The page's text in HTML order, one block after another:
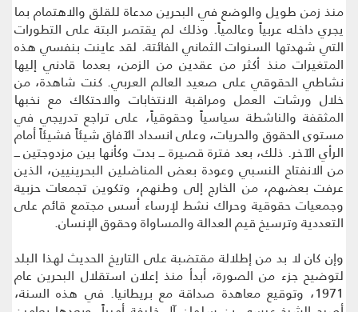
منذ زمن طويل والوضع في البحرين مدعاة للقلق والاهتمام بما
يجري داخله عربياً وعالمياً. وذلك لم يقتصر البتة على التطورات
التي شهدتها السنوات الثماني الفائتة. لقد عاينت بنفسي هذه
المتغيرات منذ أكثر من عقدين من الزمن، بعدما قادني إليها
نشاطي الحقوقي على صعيد العالم العربي. كنت شاهدة، من
خلال ورشات العمل ومراقبة الانتخابات والاحتكاك مع نخبها
المثقفة والناشطة سياسياً وحقوقياً، على تراجع تدريجي في
مستوى الحقوق والحريات، وعلى انسداد الآفاق شيئاً فشيئاً أمام
الرأي الآخر. ذلك، بعد فترة قصيرة ـــ بدت وكأنها بين مزدوجتين ـــ
من الانفتاح النسبي وعودة بعض المناضلين البحرينيين، الذين
عرفت بعضهم، من الخارج إلى وطنهم، وتكوين تجمعات حزبية
وجمعيات حقوقية وحراك نشط لإرساء أسس مجتمع قائم على
التعددية وترسيخ قيم العدالة والمساواة وحقوق الإنسان.
وإن كان لا بد من إطلالة مقتضبة على التاريخ الحديث لهذا البلد
لتوضيح جزء من الصورة، أبدأ منذ إعلان استقلال البحرين عام
1971، وتوقيع معاهدة صداقة مع بريطانيا. في هذه السنة،